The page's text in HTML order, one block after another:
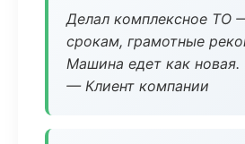
Делал комплексное ТО
срокам, грамотные
Машина едет как новая.
— Клиент компании